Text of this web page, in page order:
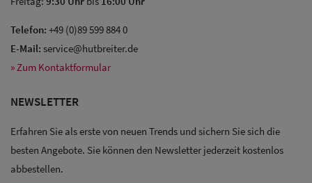
Sale: Caps
Sale:
Sale: Army
Telefon: +49 (0)89 599 884 0
E-Mail: service@hutbreiter.de
» Zum Kontaktformular
NEWSLETTER
Erfahren Sie als erste von neuen Trends und sichern Sie sich die
besten Angebote. Sie können den Newsletter jederzeit kostenlos
abbestellen.